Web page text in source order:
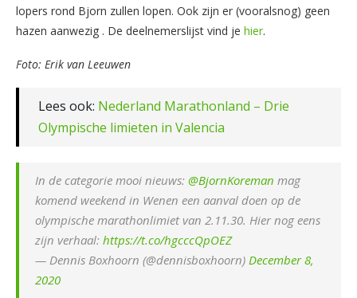
lopers rond Bjorn zullen lopen. Ook zijn er (vooralsnog) geen
hazen aanwezig . De deelnemerslijst vind je hier.
Foto: Erik van Leeuwen
Lees ook: Nederland Marathonland – Drie
Olympische limieten in Valencia
In de categorie mooi nieuws: @BjornKoreman mag
komend weekend in Wenen een aanval doen op de
olympische marathonlimiet van 2.11.30. Hier nog eens
zijn verhaal: https://t.co/hgcccQpOEZ
— Dennis Boxhoorn (@dennisboxhoorn) December 8,
2020